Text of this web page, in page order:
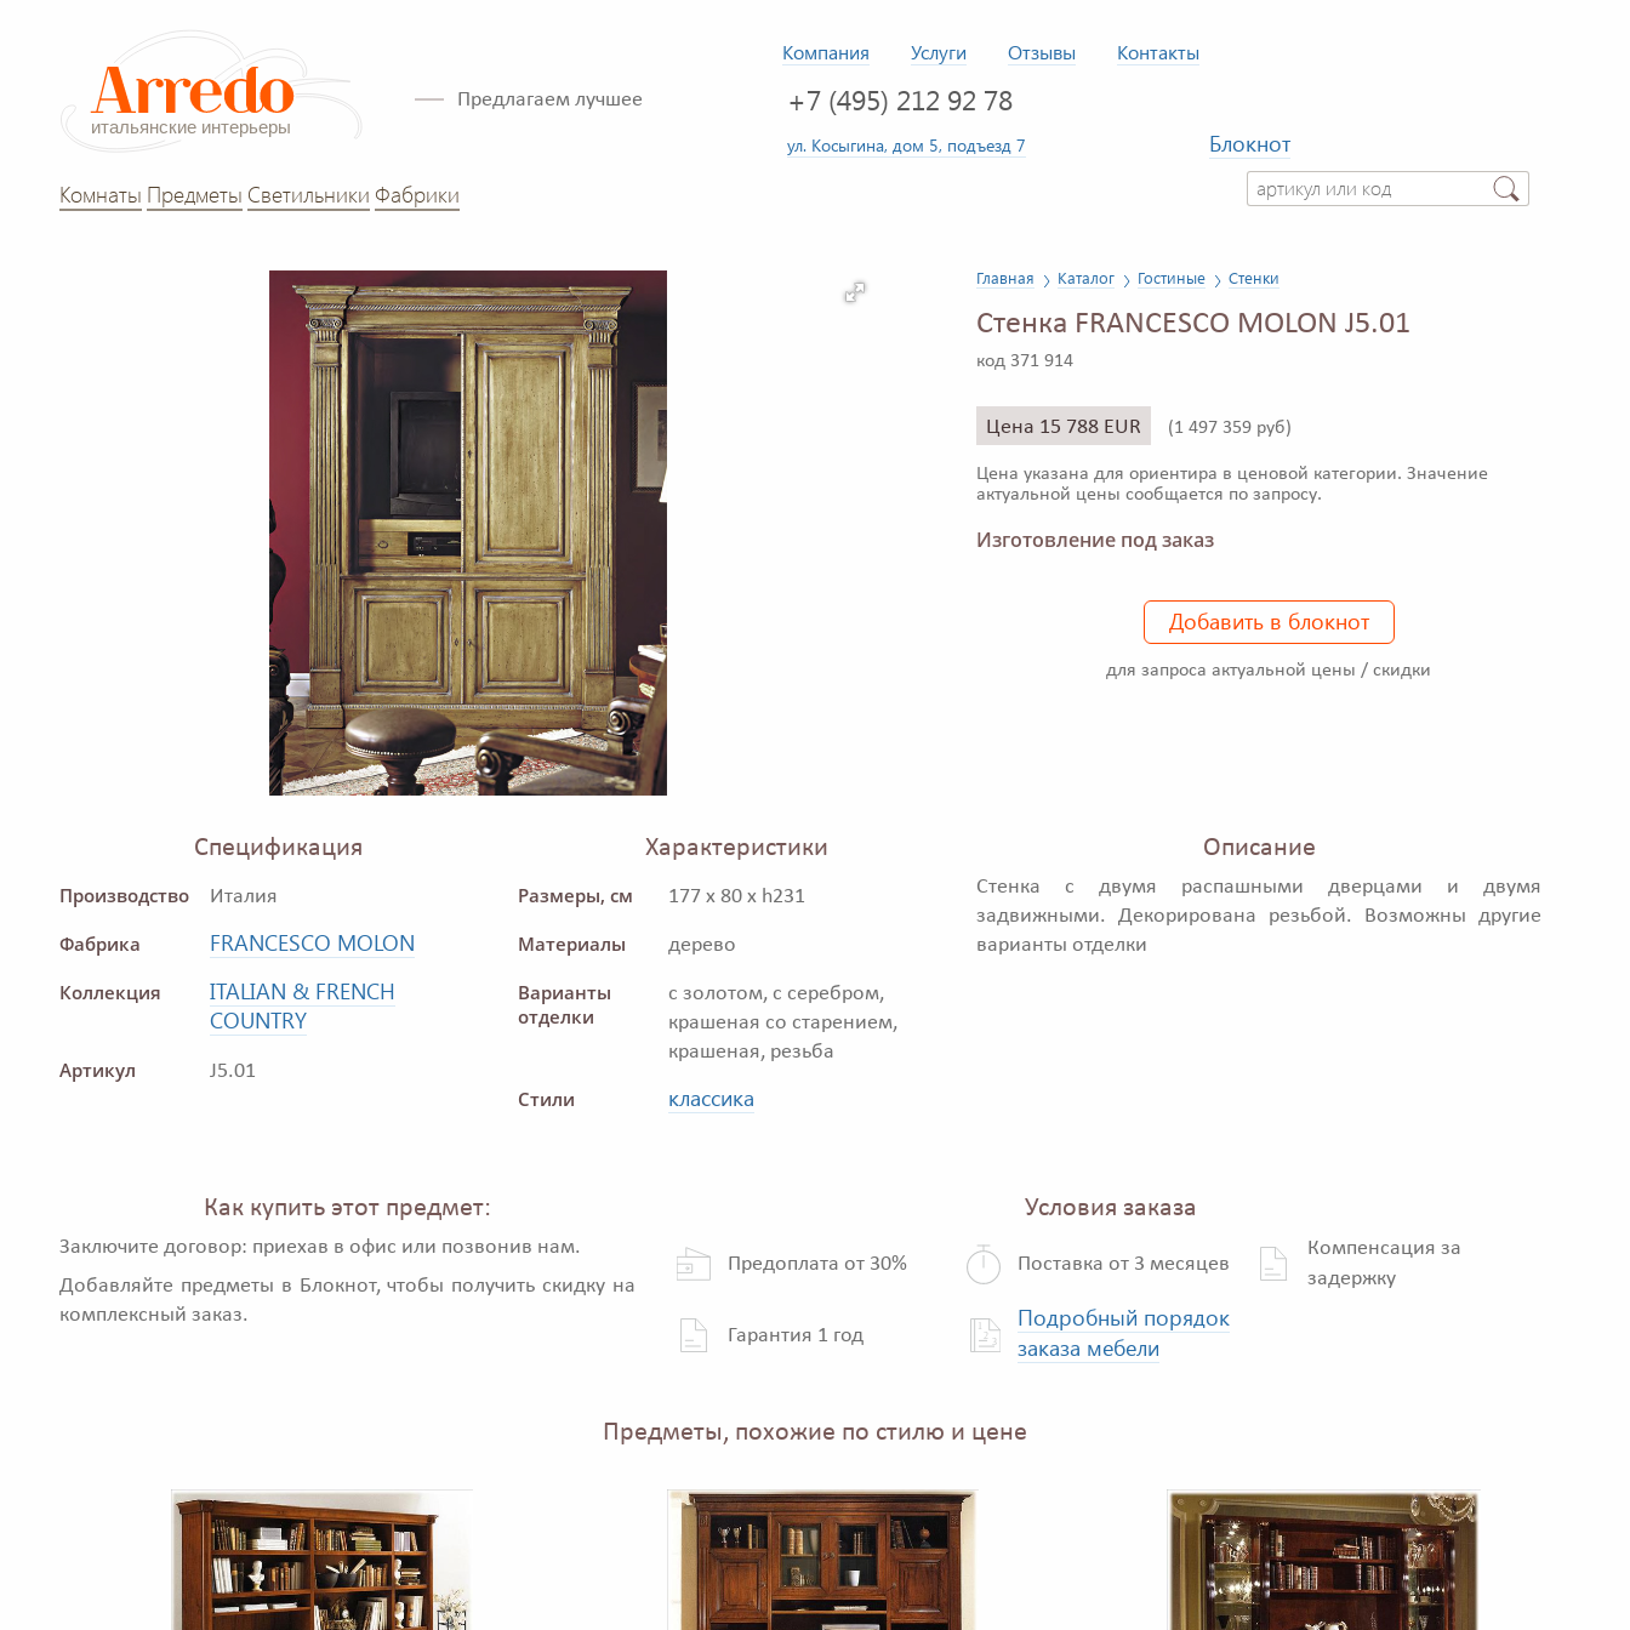
Компания Услуги Отзывы Контакты
Предлагаем лучшее +7 (495) 212 92 78
ул. Косыгина, дом 5, подъезд 7
Блокнот
Комнаты Предметы Светильники Фабрики
Главная Каталог Гостиные Стенки
Стенка FRANCESCO MOLON J5.01
код 371 914
Цена 15 788 EUR (1 497 359 руб)
Цена указана для ориентира в ценовой категории. Значение
актуальной цены сообщается по запросу.
Изготовление под заказ
Добавить в блокнот
для запроса актуальной цены / скидки
Спецификация
Производство Италия
Фабрика FRANCESCO MOLON
Коллекция
ITALIAN & FRENCH
COUNTRY
Артикул J5.01
Характеристики
Размеры, см 177 x 80 x h231
Материалы дерево
Варианты
отделки
с золотом, с серебром,
крашеная со старением,
крашеная, резьба
Стили классика
Описание
Стенка с двумя распашными дверцами и двумя
задвижными. Декорирована резьбой. Возможны другие
варианты отделки
Как купить этот предмет:
Заключите договор: приехав в офис или позвонив нам.
Добавляйте предметы в Блокнот, чтобы получить скидку на
комплексный заказ.
Условия заказа
Предоплата от 30% Поставка от 3 месяцев
Компенсация за
задержку
Гарантия 1 год
Подробный порядок
заказа мебели
Предметы, похожие по стилю и цене